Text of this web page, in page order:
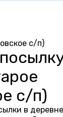
с/п)
с/п)
в